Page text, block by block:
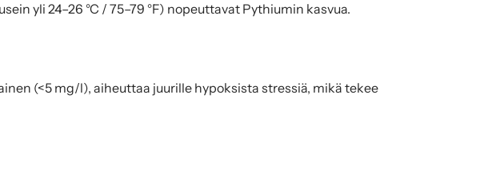
yli 24–26 °C / 75–79 °F) nopeuttavat Pythiumin kasvua.
(<5 mg/l), aiheuttaa juurille hypoksista stressiä, mikä tekee